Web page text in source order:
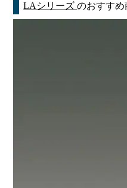
LAシリーズのおすすめ